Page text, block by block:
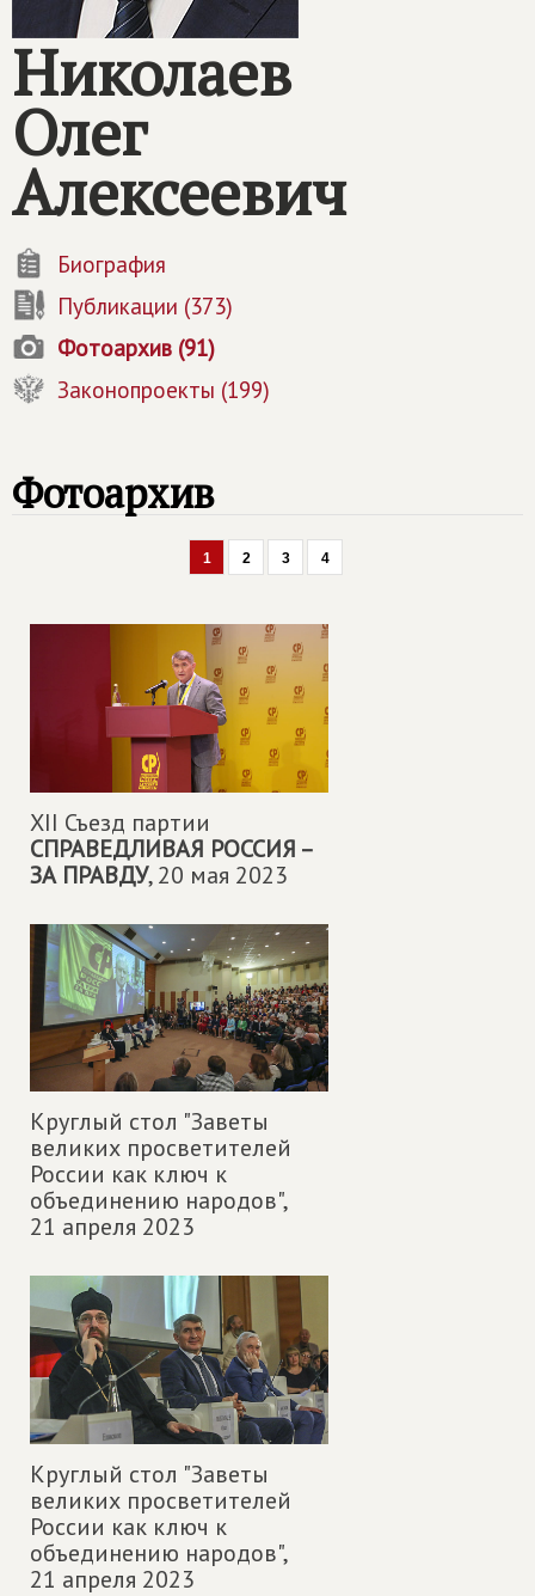
Николаев
Олег
Алексеевич
Биография
Публикации (373)
Фотоархив (91)
Законопроекты (199)
Фотоархив
1 2 3 4
XII Съезд партии
СПРАВЕДЛИВАЯ РОССИЯ –
ЗА ПРАВДУ,20 мая 2023
Круглый стол "Заветы
великих просветителей
России как ключ к
объединению народов",
21 апреля 2023
Круглый стол "Заветы
великих просветителей
России как ключ к
объединению народов",
21 апреля 2023